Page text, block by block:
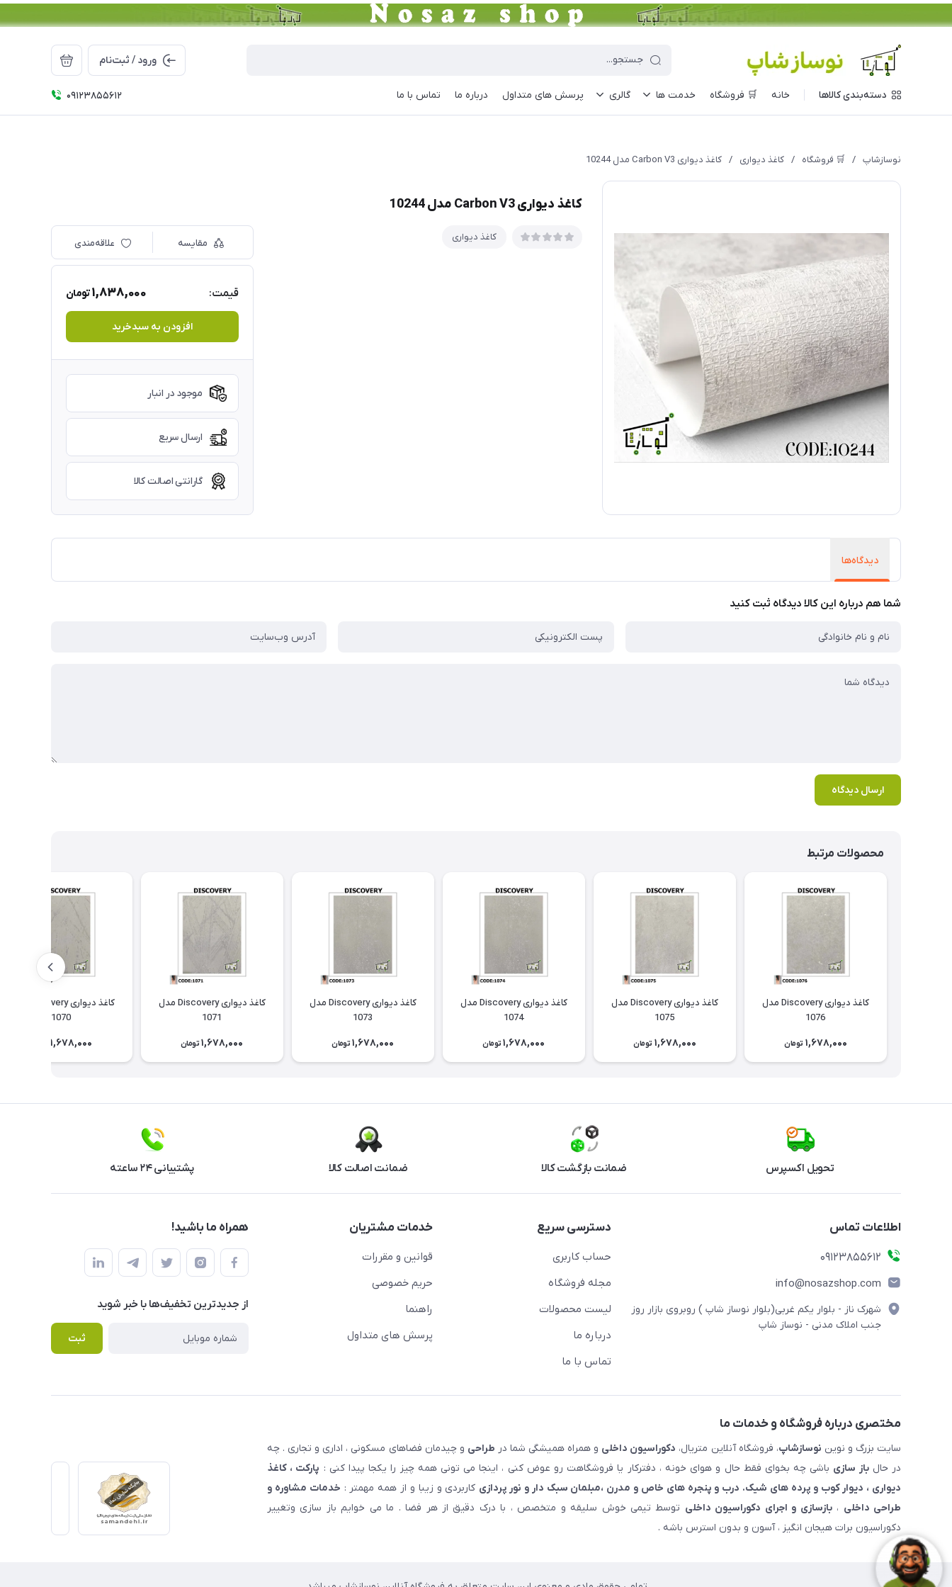
ورود / ثبت‌نام
دسته‌بندی کالاها خانه 🛒 فروشگاه خدمت ها گالری پرسش های متداول درباره ما تماس با ما 09123855612
نوسازشاپ / 🛒 فروشگاه / کاغذ دیواری / کاغذ دیواری Carbon V3 مدل 10244
کاغذ دیواری Carbon V3 مدل 10244
کاغذ دیواری
مقایسه علاقه‌مندی
قیمت: 1,838,000تومان
افزودن به سبدخرید
موجود در انبار
ارسال سریع
گارانتی اصالت کالا
دیدگاه‌ها
شما هم درباره این کالا دیدگاه ثبت کنید
ارسال دیدگاه
محصولات مرتبط
کاغذ دیواری Discovery مدل
1076
1,678,000 تومان
کاغذ دیواری Discovery مدل
1075
1,678,000 تومان
کاغذ دیواری Discovery مدل
1074
1,678,000 تومان
کاغذ دیواری Discovery مدل
1073
1,678,000 تومان
کاغذ دیواری Discovery مدل
1071
1,678,000 تومان
1070
1,678,000
تحویل اکسپرس ضمانت بازگشت کالا ضمانت اصالت کالا پشتیبانی ۲۴ ساعته
اطلاعات تماس
09123855612
info@nosazshop.com
شهرک ناز - بلوار یکم غربی(بلوار نوساز شاپ ) روبروی بازار روز
جنب املاک مدنی - نوساز شاپ
دسترسی سریع
حساب کاربری
مجله فروشگاه
لیست محصولات
درباره ما
تماس با ما
خدمات مشتریان
قوانین و مقررات
حریم خصوصی
راهنما
پرسش های متداول
همراه ما باشید!
از جدید‌ترین تخفیف‌ها با‌ خبر شوید
ثبت
مختصری درباره فروشگاه و خدمات ما
سایت بزرگ و نوین نوسازشاپ، فروشگاه آنلاین متریال، دکوراسیون داخلی و همراه همیشگی شما در طراحی و چیدمان فضاهای مسکونی ، اداری و تجاری . چه
در حالباز سازی باشی چه بخوای فقط حال و هوای خونه ، دفترکار یا فروشگاهت رو عوض کنی ، اینجا می تونی همه چیز را یکجا پیدا کنی : پارکت ، کاغذ
دیواری ، دیوار کوب و پرده های شیک. درب و پنجره های خاص و مدرن ،مبلمان سبک دار و نور پردازی کاربردی و زیبا و از همه مهمتر : خدمات مشاوره و
طراحی داخلی ،بازسازی و اجرای دکوراسیون داخلی توسط تیمی خوش سلیقه و متخصص ، با درک دقیق از هر فضا . ما می خوایم باز سازی وتغییر
دکوراسیون برات هیجان انگیز ، آسون و بدون استرس باشه .